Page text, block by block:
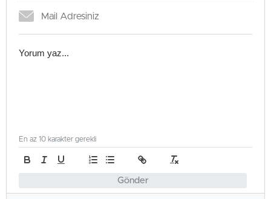
Gönder
En az 10 karakter gerekli